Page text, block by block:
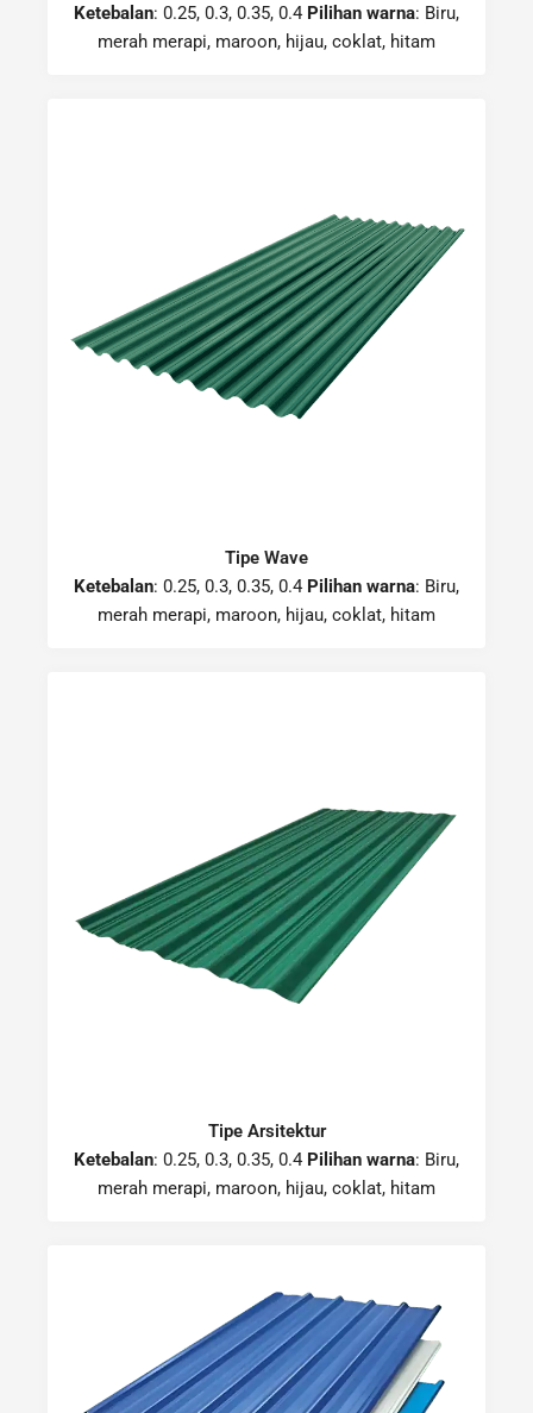
Ketebalan: 0.25, 0.3, 0.35, 0.4 Pilihan warna: Biru,
merah merapi, maroon, hijau, coklat, hitam
Tipe Wave
Ketebalan: 0.25, 0.3, 0.35, 0.4 Pilihan warna: Biru,
merah merapi, maroon, hijau, coklat, hitam
Tipe Arsitektur
Ketebalan: 0.25, 0.3, 0.35, 0.4 Pilihan warna: Biru,
merah merapi, maroon, hijau, coklat, hitam